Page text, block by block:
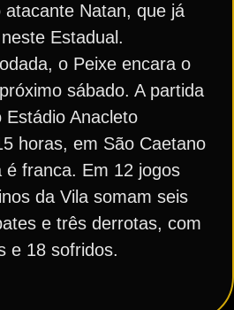
atacante Natan, que já
Estadual.
o Peixe encara o
sábado. A partida
Anacleto
horas, em São Caetano
é franca. Em 12 jogos
da Vila somam seis
e três derrotas, com
e 18 sofridos.